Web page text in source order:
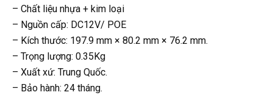
– Chất liệu nhựa + kim loại
– Nguồn cấp: DC12V/ POE
– Kích thước: 197.9 mm × 80.2 mm × 76.2 mm.
– Trọng lượng: 0.35Kg
– Xuất xứ: Trung Quốc.
– Bảo hành: 24 tháng.